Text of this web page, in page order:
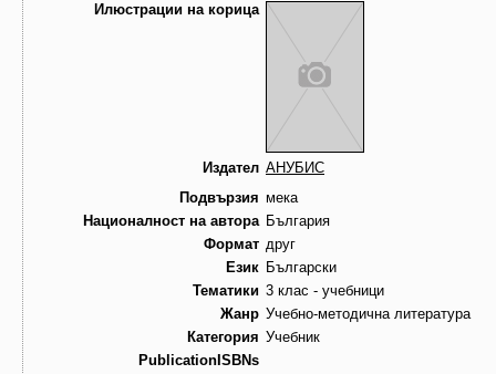
Илюстрации на корица
Издател АНУБИС
Подвързия мека
Националност на автора България
Формат друг
Език Български
Тематики 3 клас - учебници
Жанр Учебно-методична литература
Категория Учебник
PublicationISBNs